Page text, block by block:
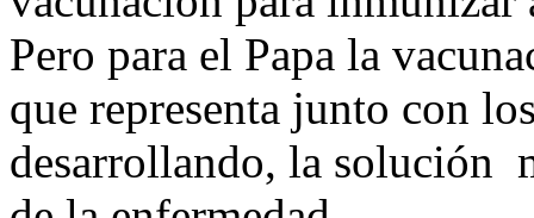
Pero para el Papa la
que representa junto con
desarrollando, la solución